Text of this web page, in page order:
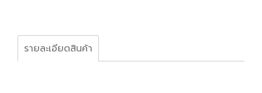
รายละเอียดสินค้า